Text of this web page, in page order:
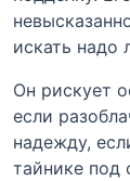
искать надо
Он рискует
если
надежду,
тайнике под